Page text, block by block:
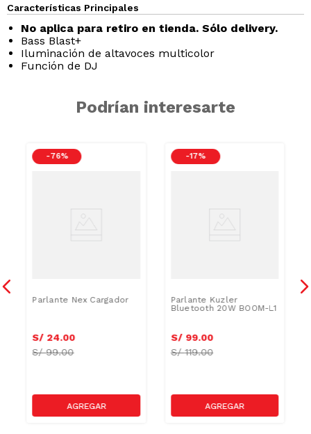
Características Principales
No aplica para retiro en tienda. Sólo delivery.
Bass Blast+
Iluminación de altavoces multicolor
Función de DJ
Podrían interesarte
-76 %
Parlante Nex Cargador
S/ 24.00
S/99.00
-17 %
Parlante Kuzler
Bluetooth 20W BOOM-L1
S/ 99.00
S/119.00